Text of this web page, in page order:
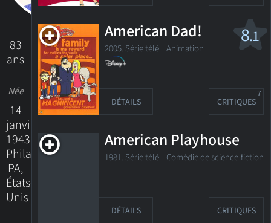
83
ans
Née
14
janvier
1943
Philadelphia,
PA,
États-
Unis
8.1
American Dad!
2005. Série télé Animation
DÉTAILS CRITIQUES
7
American Playhouse
1981. Série télé Comédie de science-fiction
DÉTAILS CRITIQUES